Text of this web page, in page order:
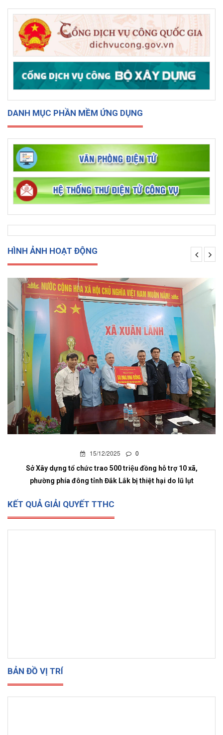
DANH MỤC PHẦN MỀM ỨNG DỤNG
HÌNH ẢNH HOẠT ĐỘNG
15/12/2025 0
Sở Xây dựng tổ chức trao 500 triệu đồng hỗ trợ 10 xã,
phường phía đông tỉnh Đắk Lắk bị thiệt hại do lũ lụt
KẾT QUẢ GIẢI QUYẾT TTHC
BẢN ĐỒ VỊ TRÍ